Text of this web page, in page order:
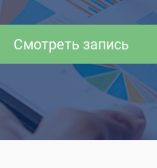
Смотреть запись